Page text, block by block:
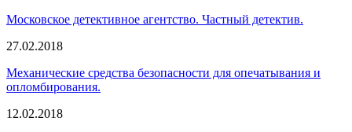
Московское детективное агентство. Частный детектив.
27.02.2018
Механические средства безопасности для опечатывания и
опломбирования.
12.02.2018